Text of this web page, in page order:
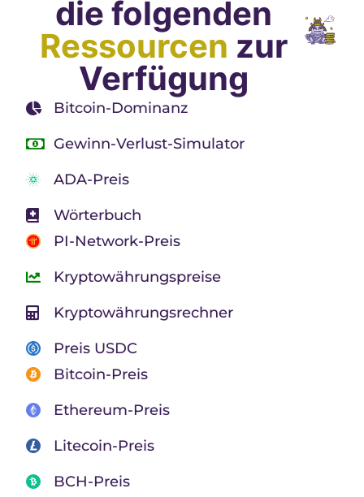
die folgenden
Ressourcen zur
Verfügung
Bitcoin-Dominanz
Gewinn-Verlust-Simulator
ADA-Preis
Wörterbuch
PI-Network-Preis
Kryptowährungspreise
Kryptowährungsrechner
Preis USDC
Bitcoin-Preis
Ethereum-Preis
Litecoin-Preis
BCH-Preis